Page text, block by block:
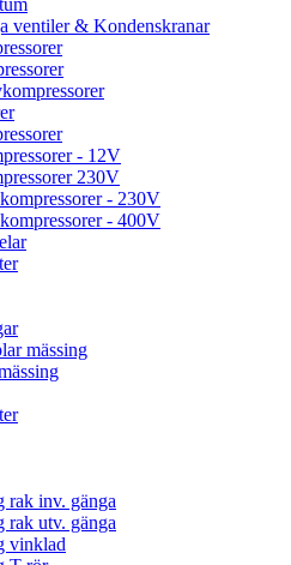
ventiler & Kondenskranar
- 12V
230V
- 230V
- 400V
mässing
rak inv. gänga
rak utv. gänga
vinklad